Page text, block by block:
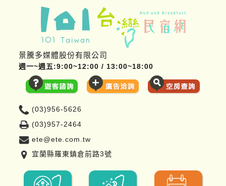
景騰多媒體股份有限公司
週一~週五:9:00~12:00 / 13:00~18:00
(03)956-5626
(03)957-2464
ete@ete.com.tw
宜蘭縣羅東鎮倉前路3號